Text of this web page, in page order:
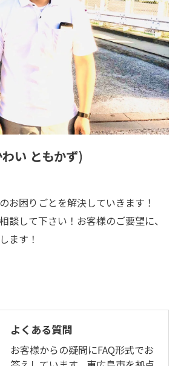
い ともかず)
お困りごとを解決していきます！
談して下さい！お客様のご要望に、
ます！
よくある質問
お客様からの疑問にFAQ形式でお